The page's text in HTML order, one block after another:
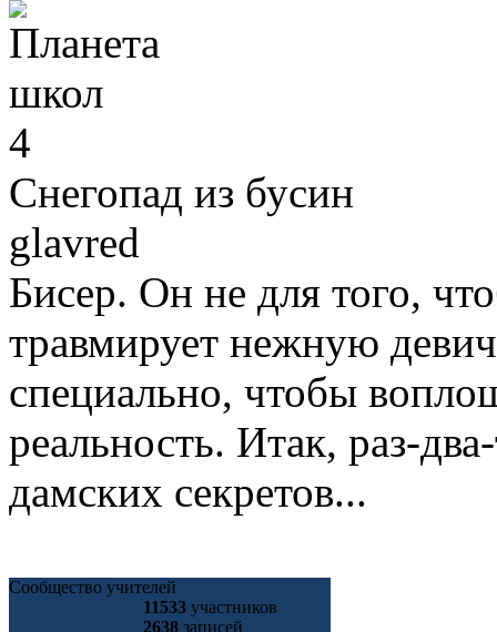
4
Снегопад из бусин
glavred
Бисер. Он не для того,
травмирует нежную
специально, чтобы
реальность. Итак, раз-
дамских секретов...
Сообщество учителей
11533 участников
2638 записей